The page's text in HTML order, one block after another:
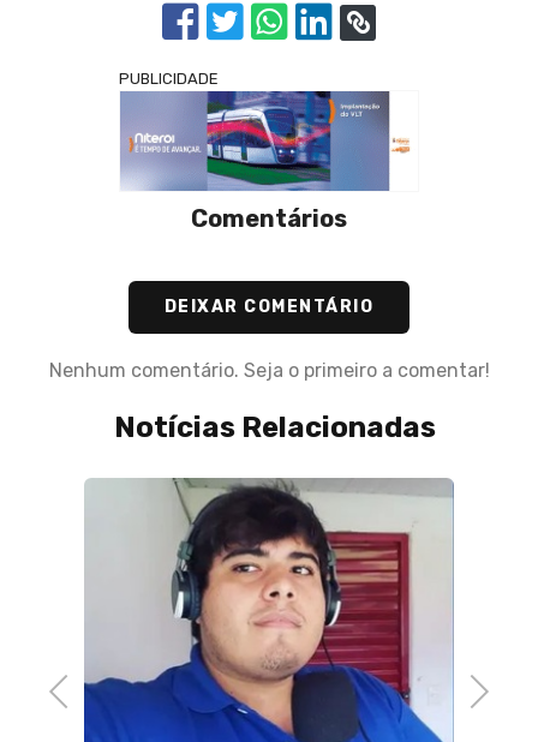
PUBLICIDADE
Comentários
DEIXAR COMENTÁRIO
Nenhum comentário. Seja o primeiro a comentar!
Notícias Relacionadas
Previous Next